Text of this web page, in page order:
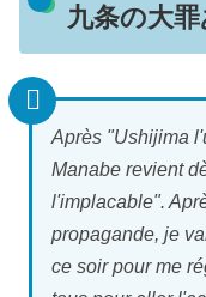
九条の大
Après "Ushijima
Manabe revient
l'implacable".
propagande, je
ce soir pour me